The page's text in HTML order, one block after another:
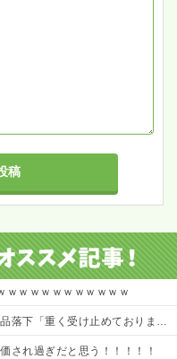
ｗｗｗｗｗｗｗｗｗｗｗ
」地震大国で「高積み陳列」が心配...IKEAにも聞いた
され過ぎだと思う！！！！！